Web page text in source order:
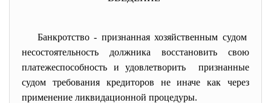
Банкротство - признанная хозяйственным судом
несостоятельность должника восстановить свою
платежеспособность и удовлетворить признанные
судом требования кредиторов не иначе как через
применение ликвидационной процедуры.